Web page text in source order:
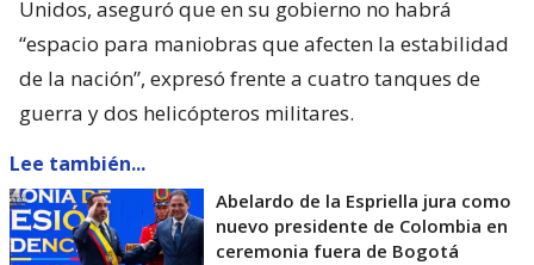
Unidos, aseguró que en su gobierno no habrá
“espacio para maniobras que afecten la estabilidad
de la nación”, expresó frente a cuatro tanques de
guerra y dos helicópteros militares.
Lee también...
Abelardo de la Espriella jura como
nuevo presidente de Colombia en
ceremonia fuera de Bogotá